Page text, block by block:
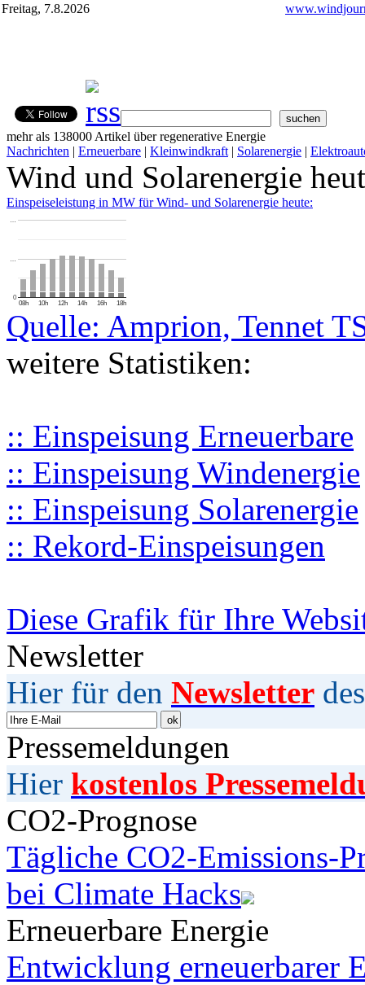
Freitag, 7.8.2026
mehr als 138000 Artikel über regenerative Energie
Nachrichten | Erneuerbare | Kleinwindkraft | Solarenergie |
Wind und Solarenergie
Einspeiseleistung in MW für Wind- und Solarenergie heute:
08h 10h 12h 14h 16h 18h
0
…
…
Quelle: Amprion, Tennet
weitere Statistiken:
:: Einspeisung Erneuerbare
:: Einspeisung Windenergie
:: Einspeisung Solarenergie
:: Rekord-Einspeisungen
Diese Grafik für Ihre
Newsletter
Hier für den Newsletter
Pressemeldungen
Hier kostenlos
CO2-Prognose
Tägliche CO2-Emissions-
bei Climate Hacks
Erneuerbare Energie
Entwicklung erneuerbarer